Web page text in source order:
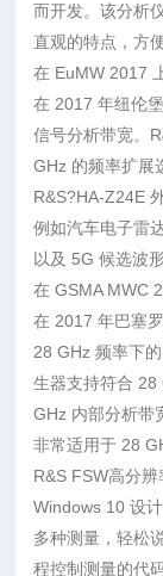
而开发。该分析
直观的特点，方
在 EuMW 2017
在 2017 年纽伦
信号分析带宽。
GHz 的频率扩展
R&S?HA-Z24E
例如汽车电子雷
以及 5G 候选波形
在 GSMA MWC
在 2017 年巴塞
28 GHz 频率下
生器支持符合 28
GHz 内部分析带
非常适用于 28
R&S FSW高分
Windows 10 设
多种测量，轻松
程控制测量的代